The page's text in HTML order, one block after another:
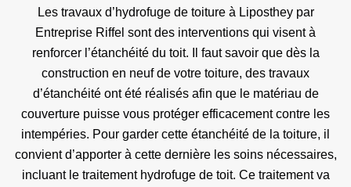
Les travaux d’hydrofuge de toiture à Liposthey par
Entreprise Riffel sont des interventions qui visent à
renforcer l’étanchéité du toit. Il faut savoir que dès la
construction en neuf de votre toiture, des travaux
d’étanchéité ont été réalisés afin que le matériau de
couverture puisse vous protéger efficacement contre les
intempéries. Pour garder cette étanchéité de la toiture, il
convient d’apporter à cette dernière les soins nécessaires,
incluant le traitement hydrofuge de toit. Ce traitement va